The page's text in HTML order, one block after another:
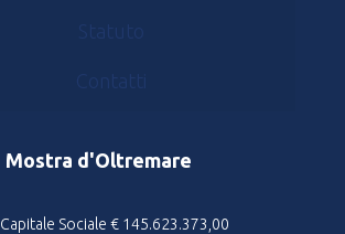
Statuto
Contatti
Mostra d'Oltremare
Capitale Sociale € 145.623.373,00